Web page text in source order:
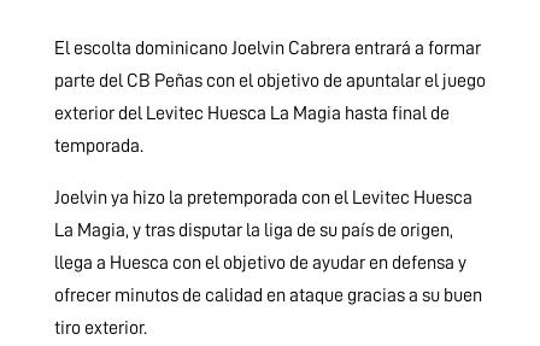
El escolta dominicano Joelvin Cabrera entrará a formar
parte del CB Peñas con el objetivo de apuntalar el juego
exterior del Levitec Huesca La Magia hasta final de
temporada.
Joelvin ya hizo la pretemporada con el Levitec Huesca
La Magia, y tras disputar la liga de su país de origen,
llega a Huesca con el objetivo de ayudar en defensa y
ofrecer minutos de calidad en ataque gracias a su buen
tiro exterior.